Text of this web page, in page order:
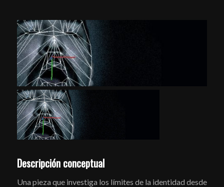
Descripción conceptual
Una pieza que investiga los límites de la identidad desde